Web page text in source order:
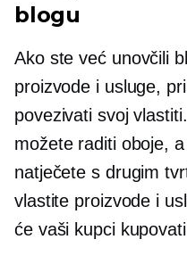
blogu
Ako ste već unovčili
proizvode i usluge,
povezivati ​​svoj
možete raditi oboje,
natječete s drugim
vlastite proizvode i
će vaši kupci